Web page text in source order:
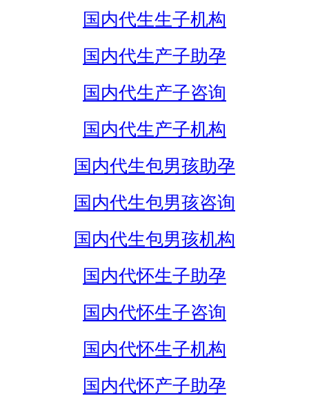
国内代生生子机构
国内代生产子助孕
国内代生产子咨询
国内代生产子机构
国内代生包男孩助孕
国内代生包男孩咨询
国内代生包男孩机构
国内代怀生子助孕
国内代怀生子咨询
国内代怀生子机构
国内代怀产子助孕